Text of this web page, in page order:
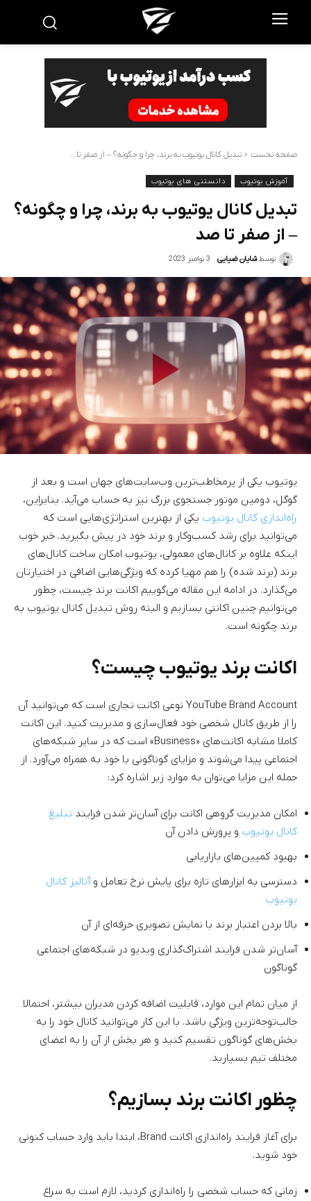
صفحه نخست تبدیل کانال یوتیوب به برند، چرا و چگونه؟ – از صفر تا...
آموزش یوتیوب دانستنی های یوتیوب
تبدیل کانال یوتیوب به برند، چرا و چگونه؟
– از صفر تا صد
توسط شایان ضیایی 3 نوامبر 2023
یوتیوب یکی از پرمخاطب‌ترین وب‌سایت‌های جهان است و بعد از
گوگل، دومین موتور جستجوی بزرگ نیز به حساب می‌آید. بنابراین،
راه‌اندازی کانال یوتیوب یکی از بهترین استراتژی‌هایی است که
می‌توانید برای رشد کسب‌وکار و برند خود در پیش بگیرید. خبر خوب
اینکه علاوه بر کانال‌های معمولی، یوتیوب امکان ساخت کانال‌‌های
برند (برند شده) را هم مهیا کرده که ویژگی‌هایی اضافی در اختیارتان
می‌گذارد. در ادامه این مقاله می‌گوییم اکانت برند چیست، چطور
می‌توانیم چنین اکانتی بسازیم و البته روش تبدیل کانال یوتیوب به
برند چگونه است.
اکانت برند یوتیوب چیست؟
YouTube Brand Account نوعی اکانت تجاری است که می‌توانید آن
را از طریق کانال شخصی خود فعال‌سازی و مدیریت کنید. این اکانت
کاملا مشابه اکانت‌های «Business» است که در سایر شبکه‌های
اجتماعی پیدا می‌شوند و مزایای گوناگونی با خود به همراه می‌آورد. از
جمله این مزایا می‌توان به موارد زیر اشاره کرد:
امکان مدیریت گروهی اکانت برای آسان‌تر شدن فرایند تبلیغ
کانال یوتیوب و پرورش دادن آن
بهبود کمپین‌های بازاریابی
دسترسی به ابزارهای تازه برای پایش نرخ تعامل وآنالیز کانال
یوتیوب
بالا بردن اعتبار برند با نمایش تصویری حرفه‌ای از آن
آسان‌تر شدن فرایند اشتراک‌گذاری ویدیو در شبکه‌های اجتماعی
گوناگون
از میان تمام این موارد، قابلیت اضافه کردن مدیران بیشتر،‌ احتمالا
جالب‌توجه‌ترین ویژگی باشد. با این کار می‌توانید کانال خود را به
بخش‌های گوناگون تقسیم کنید و هر بخش از آن را به اعضای
مختلف تیم بسپارید.
چظور اکانت برند بسازیم؟
برای آغاز فرایند راه‌اندازی اکانت Brand، ابتدا باید وارد حساب کنونی
خود شوید.
زمانی که حساب شخصی را راه‌اندازی کردید، لازم است به سراغ